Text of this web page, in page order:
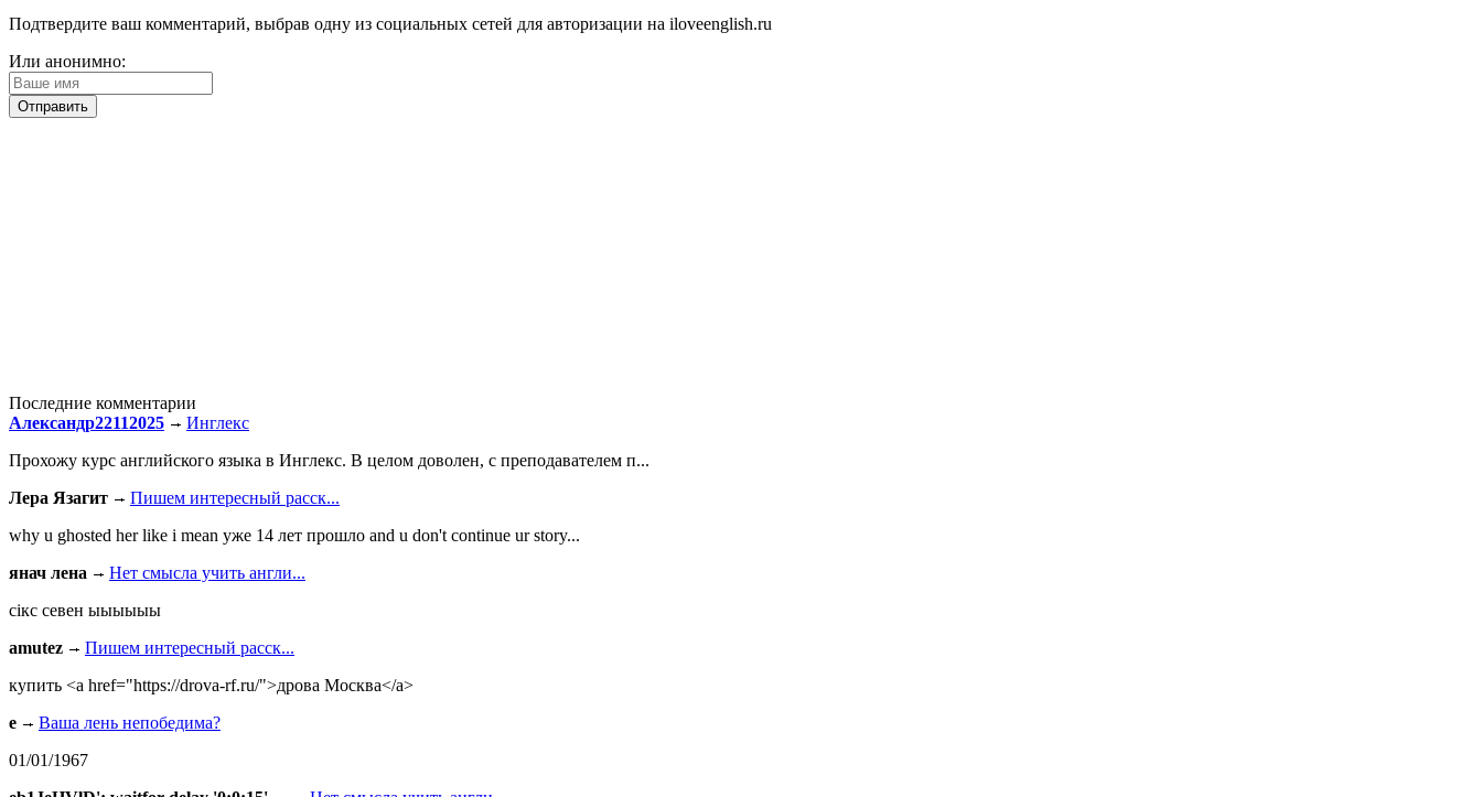
Подтвердите ваш комментарий, выбрав одну из социальных сетей для авторизации на iloveenglish.ru
Или анонимно:
Последние комментарии
Александр22112025
Инглекс
Прохожу курс английского языка в Инглекс. В целом доволен, с преподавателем п...
Лера Язагит
Пишем интересный расск...
why u ghosted her like i mean уже 14 лет прошло and u don't continue ur story...
янач лена
Нет смысла учить англи...
сiкс севен ыыыыыы
amutez
Пишем интересный расск...
купить <a href="https://drova-rf.ru/">дрова Москва</a>
e
Ваша лень непобедима?
01/01/1967